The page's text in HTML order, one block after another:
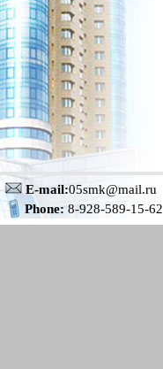
E-mail:05smk@mail.ru
Phone: 8-928-589-15-62